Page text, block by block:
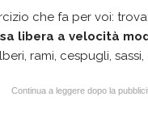
che fa per voi:
libera a velocità
rami, cespugli,
Continua a leggere dopo la